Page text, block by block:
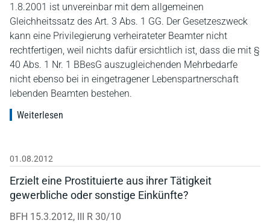
1.8.2001 ist unvereinbar mit dem allgemeinen
Gleichheitssatz des Art. 3 Abs. 1 GG. Der Gesetzeszweck
kann eine Privilegierung verheirateter Beamter nicht
rechtfertigen, weil nichts dafür ersichtlich ist, dass die mit §
40 Abs. 1 Nr. 1 BBesG auszugleichenden Mehrbedarfe
nicht ebenso bei in eingetragener Lebenspartnerschaft
lebenden Beamten bestehen.
Weiterlesen
01.08.2012
Erzielt eine Prostituierte aus ihrer Tätigkeit
gewerbliche oder sonstige Einkünfte?
BFH 15.3.2012, III R 30/10